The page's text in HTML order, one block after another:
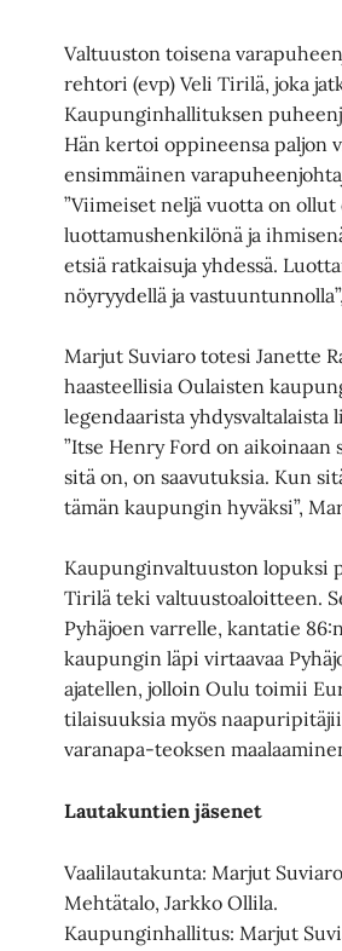
Valtuuston toisena
rehtori (evp) Veli Tirilä, joka
Kaupunginhallituksen
Hän kertoi oppineensa paljon
ensimmäinen
”Viimeiset neljä vuotta on ollut
luottamushenkilönä ja
etsiä ratkaisuja yhdessä.
nöyryydellä ja
Marjut Suviaro totesi Janette
haasteellisia Oulaisten
legendaarista yhdysvaltalaista
”Itse Henry Ford on
sitä on, on saavutuksia. Kun
tämän kaupungin hyväksi”,
Kaupunginvaltuuston lopuksi
Tirilä teki valtuustoaloitteen.
Pyhäjoen varrelle, kantatie
kaupungin läpi virtaavaa
ajatellen, jolloin Oulu toimii
tilaisuuksia myös
varanapa-teoksen
Lautakuntien jäsenet
Vaalilautakunta: Marjut
Mehtätalo, Jarkko Ollila.
Kaupunginhallitus: Marjut